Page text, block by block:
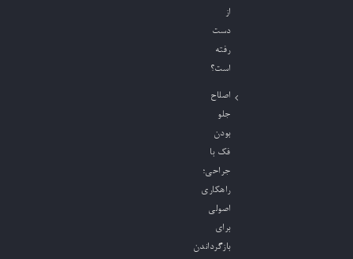
از
دست
رفته
است؟
اصلاح
جلو
بودن
فک با
جراحی؛
راهکاری
اصولی
برای
بازگرداندن